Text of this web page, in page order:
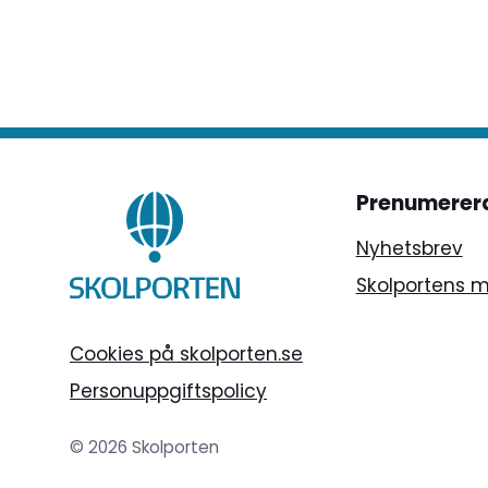
Cookies på skolporten.se
Personuppgiftspolicy
© 2026 Skolporten
Nyhetsbrev
Skolportens